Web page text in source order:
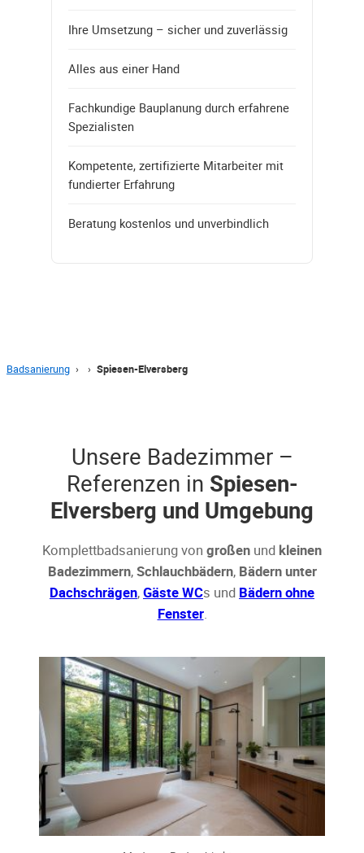
Ihre Umsetzung – sicher und zuverlässig
Alles aus einer Hand
Fachkundige Bauplanung durch erfahrene
Spezialisten
Kompetente, zertifizierte Mitarbeiter mit
fundierter Erfahrung
Beratung kostenlos und unverbindlich
Badsanierung › › Spiesen-Elversberg
Unsere Badezimmer –
Referenzen in Spiesen-
Elversberg und Umgebung
Komplettbadsanierung von großen und kleinen
Badezimmern,Schlauchbädern, Bädern unter
Dachschrägen,Gäste WCs und Bädern ohne
Fenster.